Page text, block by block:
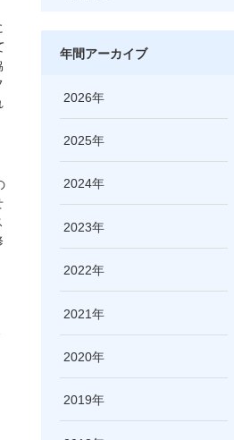
年間アーカイブ
2026
2025
2024
2023
2022
2021
2020
2019